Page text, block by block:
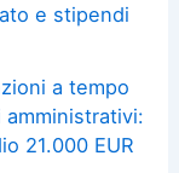
e stipendi
a tempo
21.000 EUR